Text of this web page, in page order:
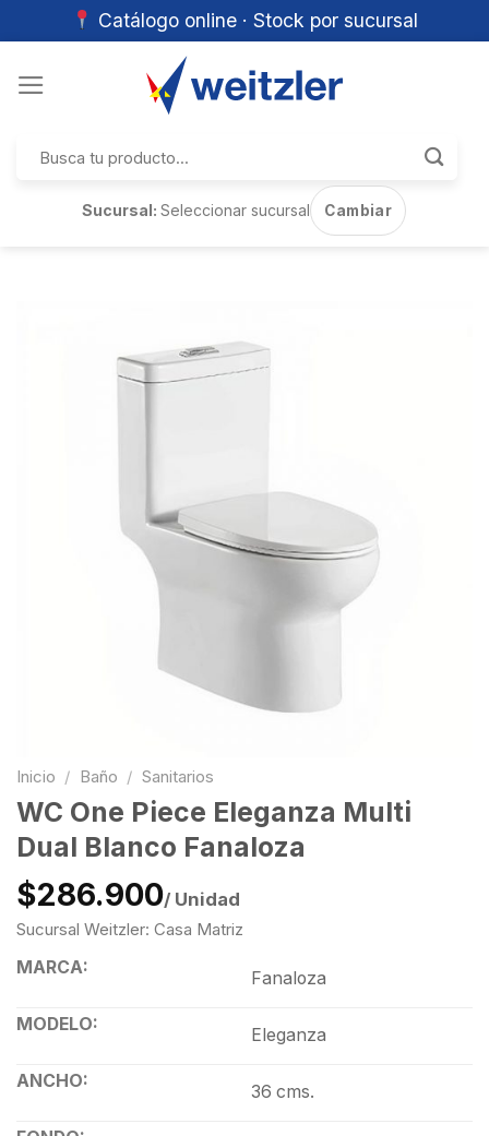
Catálogo online · Stock por sucursal
por:
Sucursal:Seleccionar sucursal Cambiar
Inicio / Baño / Sanitarios
WC One Piece Eleganza Multi
Dual Blanco Fanaloza
$286.900/ Unidad
Sucursal Weitzler: Casa Matriz
MARCA:
Fanaloza
MODELO:
Eleganza
ANCHO:
36 cms.